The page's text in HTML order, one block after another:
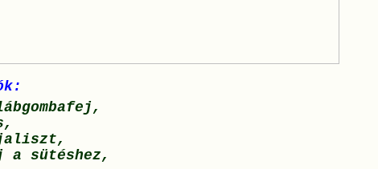
a sütéshez,